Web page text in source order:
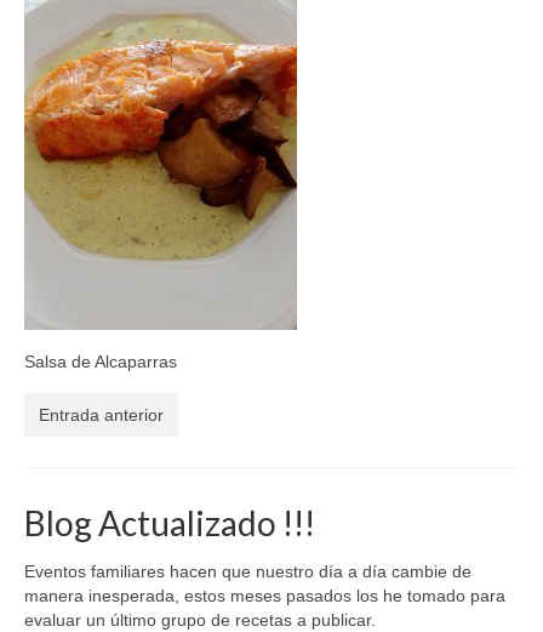
El Libro de 200 MOMENTOS FELICES!!!
Contacto
Salsa de Alcaparras
Entrada anterior
Blog Actualizado !!!
Eventos familiares hacen que nuestro día a día cambie de
manera inesperada, estos meses pasados los he tomado para
evaluar un último grupo de recetas a publicar.